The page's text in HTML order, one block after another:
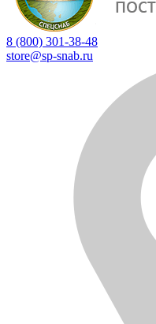
8 (800) 301-38-48
store@sp-snab.ru